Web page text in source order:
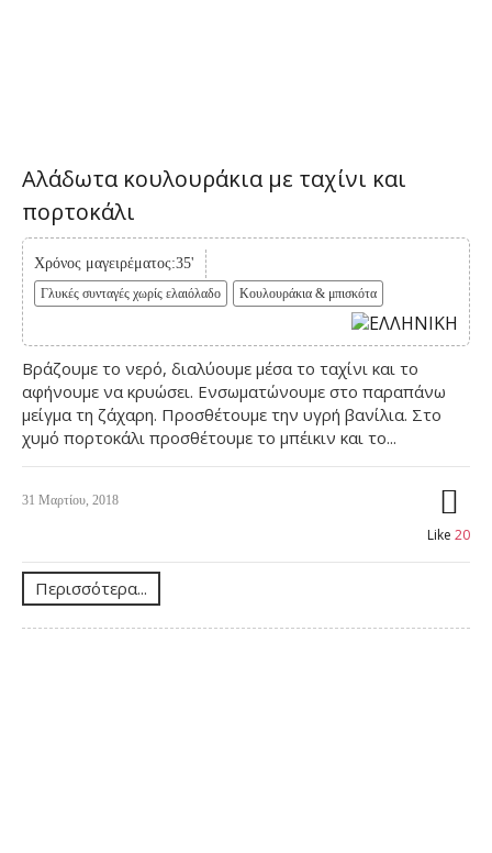
Αλάδωτα κουλουράκια με ταχίνι και
πορτοκάλι
Χρόνος μαγειρέματος:35'
Γλυκές συνταγές χωρίς ελαιόλαδο Κουλουράκια & μπισκότα
Βράζουμε το νερό, διαλύουμε μέσα το ταχίνι και το
αφήνουμε να κρυώσει. Ενσωματώνουμε στο παραπάνω
μείγμα τη ζάχαρη. Προσθέτουμε την υγρή βανίλια. Στο
χυμό πορτοκάλι προσθέτουμε το μπέικιν και το...
31 Μαρτίου, 2018
Like 20
Περισσότερα...